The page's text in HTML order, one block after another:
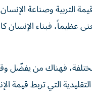
التربية وصناعة
فبناء الإنسان
فهناك من يفضّل
التي تربط قيمة